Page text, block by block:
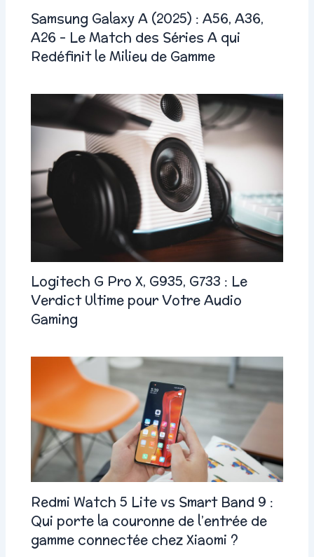
Samsung Galaxy A (2025) : A56, A36,
A26 – Le Match des Séries A qui
Redéfinit le Milieu de Gamme
Logitech G Pro X, G935, G733 : Le
Verdict Ultime pour Votre Audio
Gaming
Redmi Watch 5 Lite vs Smart Band 9 :
Qui porte la couronne de l’entrée de
gamme connectée chez Xiaomi ?